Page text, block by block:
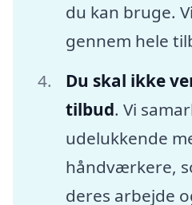
du kan bruge.
gennem hele
Du skal ikke
tilbud. Vi
udelukkende
håndværkere,
deres arbejde